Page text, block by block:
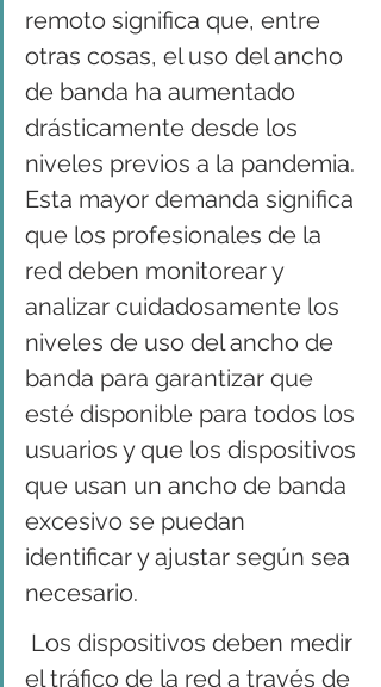
remoto significa que, entre
otras cosas, el uso del ancho
de banda ha aumentado
drásticamente desde los
niveles previos a la pandemia.
Esta mayor demanda significa
que los profesionales de la
red deben monitorear y
analizar cuidadosamente los
niveles de uso del ancho de
banda para garantizar que
esté disponible para todos los
usuarios y que los dispositivos
que usan un ancho de banda
excesivo se puedan
identificar y ajustar según sea
necesario.
el tráfico de la red a través de